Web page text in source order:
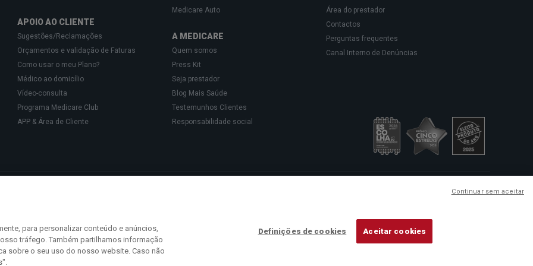
APOIO AO CLIENTE
Sugestões/Reclamações
Orçamentos e validação de Faturas
Como usar o meu Plano?
Médico ao domicílio
Vídeo-consulta
Programa Medicare Club
APP & Área de Cliente
Medicare Auto
A MEDICARE
Quem somos
Press Kit
Seja prestador
Blog Mais Saúde
Testemunhos Clientes
Responsabilidade social
Área do prestador
Contactos
Perguntas frequentes
Canal Interno de Denúncias
113 (chamada para a rede fixa nacional) ou
para personalizar conteúdo e anúncios,
tráfego. Também partilhamos informação
sobre o seu uso do nosso website. Caso não
Definições de cookies Aceitar cookies
Continuar sem aceitar